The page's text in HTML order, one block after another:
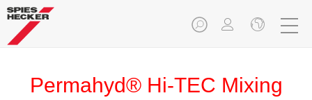
Permahyd® Hi-TEC Mixing